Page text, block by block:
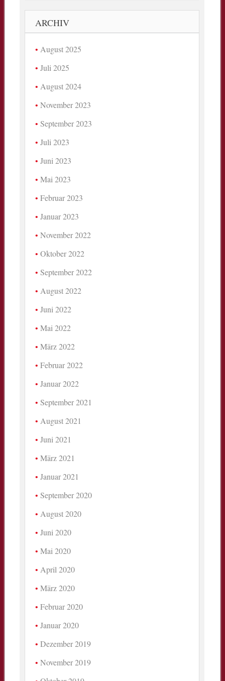
ARCHIV
August 2025
Juli 2025
August 2024
November 2023
September 2023
Juli 2023
Juni 2023
Mai 2023
Februar 2023
Januar 2023
November 2022
Oktober 2022
September 2022
August 2022
Juni 2022
Mai 2022
März 2022
Februar 2022
Januar 2022
September 2021
August 2021
Juni 2021
März 2021
Januar 2021
September 2020
August 2020
Juni 2020
Mai 2020
April 2020
März 2020
Februar 2020
Januar 2020
Dezember 2019
November 2019